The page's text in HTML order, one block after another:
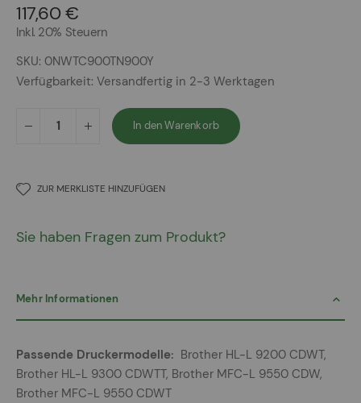
117,60 €
Inkl. 20% Steuern
SKU 0NWTC900TN900Y
Verfügbarkeit: Versandfertig in 2-3 Werktagen
In den Warenkorb
ZUR MERKLISTE HINZUFÜGEN
Sie haben Fragen zum Produkt?
Mehr Informationen
Mehr
Informationen
Brother HL-L 9200 CDWT,
Brother HL-L 9300 CDWTT, Brother MFC-L 9550 CDW,
Brother MFC-L 9550 CDWT